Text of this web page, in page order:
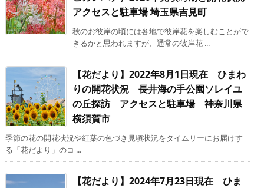
アクセスと駐車場 埼玉県吉見町
秋のお彼岸の頃には各地で彼岸花を楽しむことがで
きるかと思われますが、通常の彼岸花 ...
【花だより】2022年8月1日現在 ひまわ
りの開花状況 長井海の手公園ソレイユ
の丘探訪 アクセスと駐車場 神奈川県
横須賀市
季節の花の開花状況や紅葉の色づき見頃状況をタイムリーにお届けす
る「花だより」のコ ...
【花だより】2024年7月23日現在 ひま